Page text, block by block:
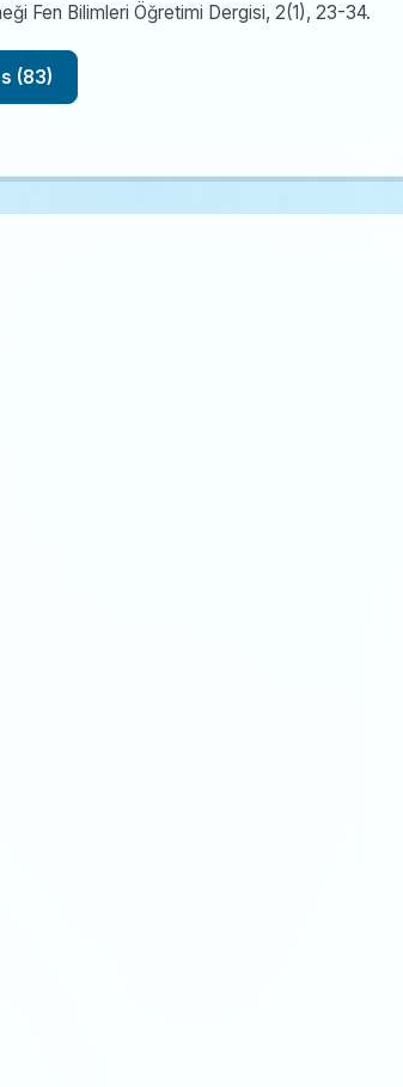
Fen Bilimleri Öğretimi Dergisi, 2(1), 23-34.
Show All References (83)